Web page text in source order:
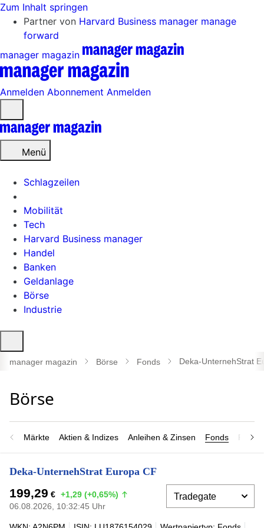
Zum Inhalt springen
Partner von Harvard Business manager manage
forward
manager magazin
Anmelden Abonnement Anmelden
öffnen
Menü
Schlagzeilen
Mobilität
Tech
Harvard Business manager
Handel
Banken
Geldanlage
Börse
Industrie
öffnen
manager magazin Börse Fonds Deka-UnternehStrat
Märkte Aktien & Indizes Anleihen & Zinsen Fonds
Deka-UnternehStrat Europa CF
199,29 € +1,29 (+0,65%)
06.08.2026, 10:32:45 Uhr